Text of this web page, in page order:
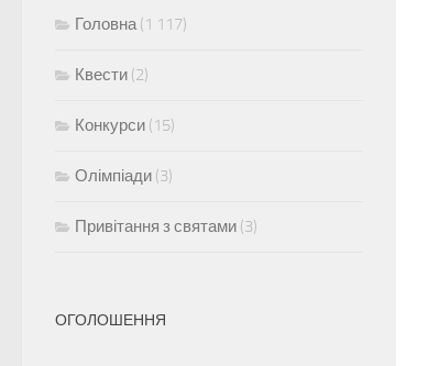
Головна(1 117)
Квести (2)
Конкурси (15)
Олімпіади (3)
Привітання з святами (3)
ОГОЛОШЕННЯ